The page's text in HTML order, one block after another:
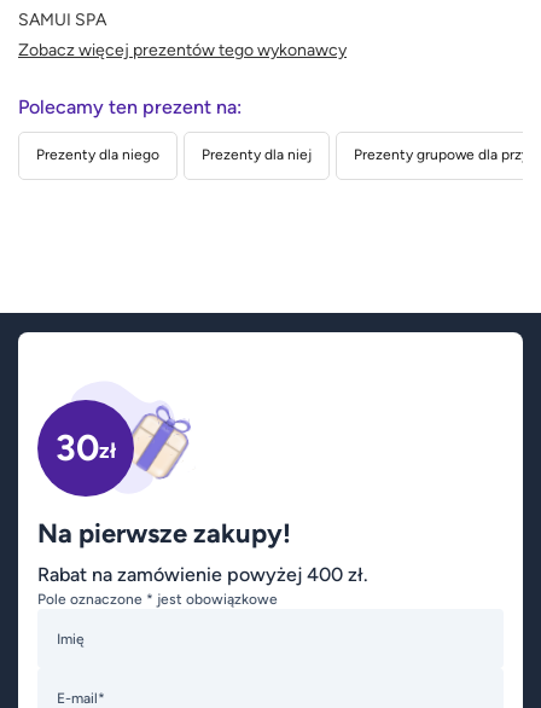
SAMUI SPA
Zobacz więcej prezentów tego wykonawcy
Polecamy ten prezent na:
Prezenty dla niego Prezenty dla niej Prezenty grupowe dla
30zł
Na pierwsze zakupy!
Rabat na zamówienie powyżej 400 zł.
Pole oznaczone * jest obowiązkowe
Imię
E-mail*